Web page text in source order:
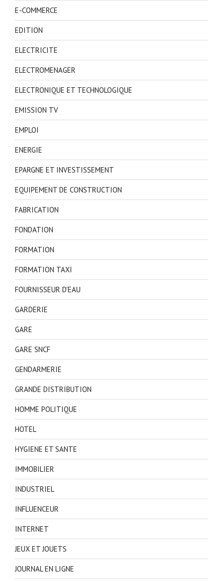
E-COMMERCE
EDITION
ELECTRICITE
ELECTROMENAGER
ELECTRONIQUE ET TECHNOLOGIQUE
EMISSION TV
EMPLOI
ENERGIE
EPARGNE ET INVESTISSEMENT
EQUIPEMENT DE CONSTRUCTION
FABRICATION
FONDATION
FORMATION
FORMATION TAXI
FOURNISSEUR D'EAU
GARDERIE
GARE
GARE SNCF
GENDARMERIE
GRANDE DISTRIBUTION
HOMME POLITIQUE
HOTEL
HYGIENE ET SANTE
IMMOBILIER
INDUSTRIEL
INFLUENCEUR
INTERNET
JEUX ET JOUETS
JOURNAL EN LIGNE